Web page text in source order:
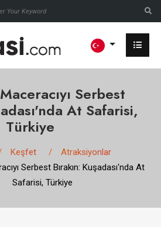
Serbest
At Safarisi,
Türkiye
Keşfet
Atraksiyonlar
Serbest Bırakın: Kuşadası'nda At
Safarisi, Türkiye